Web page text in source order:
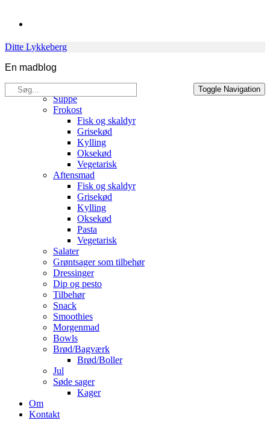
Ditte Lykkeberg
En madblog
Søg
efter:
Toggle Navigation
Opskrifter
Suppe
Frokost
Fisk og skaldyr
Grisekød
Kylling
Oksekød
Vegetarisk
Aftensmad
Fisk og skaldyr
Grisekød
Kylling
Oksekød
Pasta
Vegetarisk
Salater
Grøntsager som tilbehør
Dressinger
Dip og pesto
Tilbehør
Snack
Smoothies
Morgenmad
Bowls
Brød/Bagværk
Brød/Boller
Jul
Søde sager
Kager
Om
Kontakt